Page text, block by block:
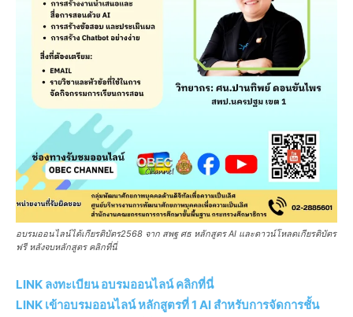
อบรมออนไลน์ได้เกียรติบัตร2568 จาก สพฐ ศธ หลักสูตร AI และดาวน์โหลดเกียรติบัตร
ฟรี หลังจบหลักสูตร คลิกที่นี่
LINK ลงทะเบียน อบรมออนไลน์ คลิกที่นี่
LINK เข้าอบรมออนไลน์ หลักสูตรที่ 1 AI สำหรับการจัดการชั้น